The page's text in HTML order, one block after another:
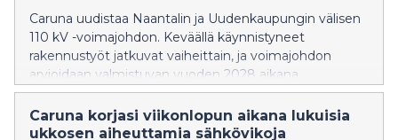
Caruna uudistaa Naantalin ja Uudenkaupungin välisen
110 kV -voimajohdon. Keväällä käynnistyneet
rakennustyöt jatkuvat vaiheittain, ja voimajohdon
arvioidaan valmistuvan vuoden 2028 aikana.
Caruna korjasi viikonlopun aikana lukuisia
ukkosen aiheuttamia sähkövikoja